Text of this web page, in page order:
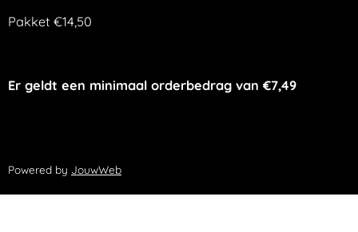
Pakket €14,50
Er geldt een minimaal orderbedrag van €7,49
Powered by JouwWeb